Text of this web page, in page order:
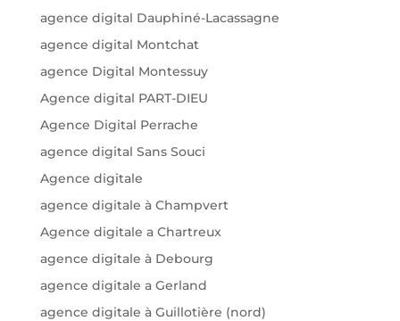
agence digital Dauphiné-Lacassagne
agence digital Montchat
agence Digital Montessuy
Agence digital PART-DIEU
Agence Digital Perrache
agence digital Sans Souci
Agence digitale
agence digitale à Champvert
Agence digitale a Chartreux
agence digitale à Debourg
agence digitale a Gerland
agence digitale à Guillotière (nord)